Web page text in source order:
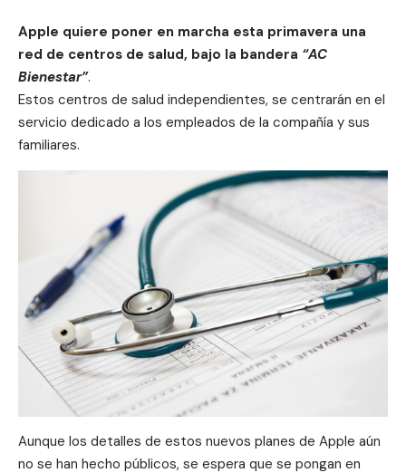
Apple quiere poner en marcha esta primavera una
red de centros de salud, bajo la bandera “AC
Bienestar”.
Estos centros de salud independientes, se centrarán en el
servicio dedicado a los empleados de la compañía y sus
familiares.
Aunque los detalles de estos nuevos planes de Apple aún
no se han hecho públicos, se espera que se pongan en